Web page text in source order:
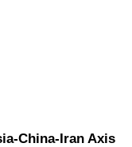
China-Iran Axis